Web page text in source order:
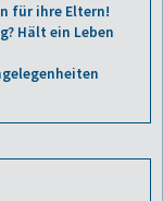
für ihre Eltern!
Hält ein Leben